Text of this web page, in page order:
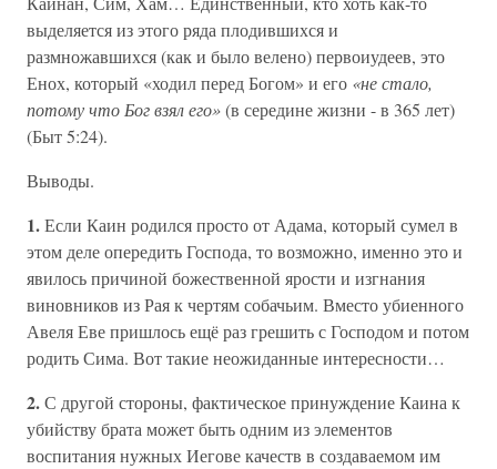
выделяется из этого ряда плодившихся и
размножавшихся (как и было велено) первоиудеев, это
Енох, который «ходил перед Богом» и его «не стало,
потому что Бог взял его»(в середине жизни - в 365 лет)
(Быт 5:24).
Выводы.
1.Если Каин родился просто от Адама, который сумел в
этом деле опередить Господа, то возможно, именно это и
явилось причиной божественной ярости и изгнания
виновников из Рая к чертям собачьим. Вместо убиенного
Авеля Еве пришлось ещё раз грешить с Господом и потом
родить Сима. Вот такие неожиданные интересности…
2.С другой стороны, фактическое принуждение Каина к
убийству брата может быть одним из элементов
воспитания нужных Иегове качеств в создаваемом им